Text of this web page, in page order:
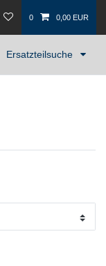
0 0,00 EUR
Ersatzteilsuche